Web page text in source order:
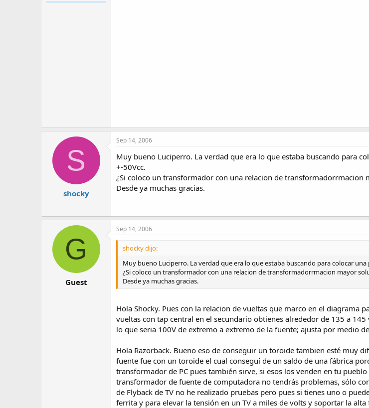
S
shocky
Sep 14, 2006
Muy bueno Luciperro. La verdad que era lo que estaba buscando para
+-50Vcc.
¿Si coloco un transformador con una relacion de transformadorrmacion
Desde ya muchas gracias.
G
Guest
Sep 14, 2006
shocky dijo:
Muy bueno Luciperro. La verdad que era lo que estaba buscando para colocar
¿Si coloco un transformador con una relacion de transformadorrmacion mayor
Desde ya muchas gracias.
Hola Shocky. Pues con la relacion de vueltas que marco en el
vueltas con tap central en el secundario obtienes alrededor de 135 a
lo que seria 100V de extremo a extremo de la fuente; ajusta por medio
Hola Razorback. Bueno eso de conseguir un toroide tambien esté muy
fuente fue con un toroide el cual conseguí de un saldo de una fábrica
transformador de PC pues también sirve, si esos los venden en tu
transformador de fuente de computadora no tendrás problemas, sólo
de Flyback de TV no he realizado pruebas pero pues si tienes uno o
ferrita y para elevar la tensión en un TV a miles de volts y soportar la alta